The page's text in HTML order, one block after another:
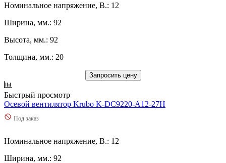
Номинальное напряжение, В.: 12
Ширина, мм.: 92
Высота, мм.: 92
Толщина, мм.: 20
Запросить цену
Быстрый просмотр
Осевой вентилятор Krubo K-DC9220-A12-27H
Под заказ
Номинальное напряжение, В.: 12
Ширина, мм.: 92